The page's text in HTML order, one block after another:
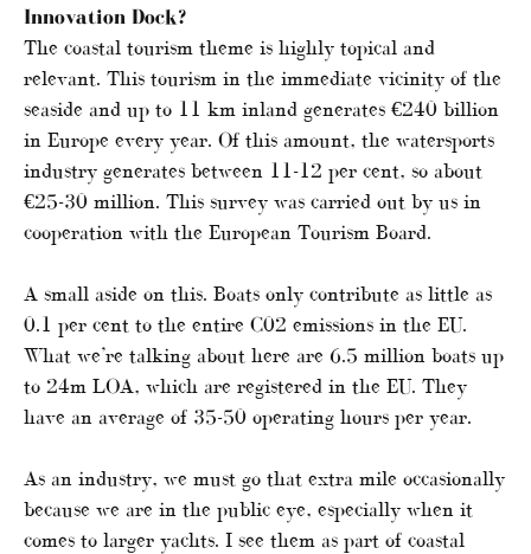
Innovation Dock?
The coastal tourism theme is highly topical and
relevant. This tourism in the immediate vicinity of the
seaside and up to 11 km inland generates €240 billion
in Europe every year. Of this amount, the watersports
industry generates between 11-12 per cent, so about
€25-30 million. This survey was carried out by us in
cooperation with the European Tourism Board.
A small aside on this. Boats only contribute as little as
0.1 per cent to the entire C02 emissions in the EU.
What we’re talking about here are 6.5 million boats up
to 24m LOA, which are registered in the EU. They
have an average of 35-50 operating hours per year.
As an industry, we must go that extra mile occasionally
because we are in the public eye, especially when it
comes to larger yachts. I see them as part of coastal